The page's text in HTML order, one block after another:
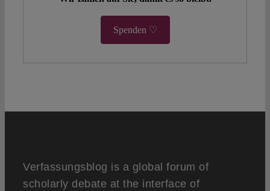
Spenden ♡
Verfassungsblog is a global forum of
scholarly debate at the interface of